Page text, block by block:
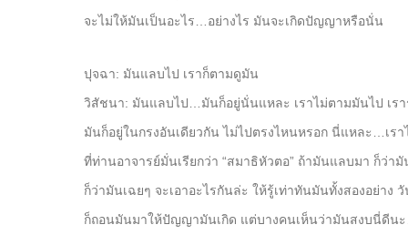
จะไม่ให้มันเป็นอะไร…อย่างไร มันจะเกิดปัญญาหรือนั่น
ปุจฉา: มันแลบไป เราก็ตามดูมัน
วิสัชนา: มันแลบไป…มันก็อยู่นั่นแหละ เราไม่ตามมันไป เร
มันก็อยู่ในกรงอันเดียวกัน ไม่ไปตรงไหนหรอก นี่แหละ…เร
ที่ท่านอาจารย์มั่นเรียกว่า “สมาธิหัวตอ” ถ้ามันแลบมา ก็ว่
ก็ว่ามันเฉยๆ จะเอาอะไรกันล่ะ ให้รู้เท่าทันมันทั้งสองอย่าง
ก็ถอนมันมาให้ปัญญามันเกิด แต่บางคนเห็นว่ามันสงบนี่ดี